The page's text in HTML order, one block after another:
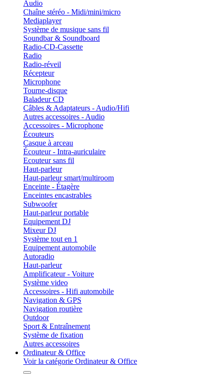
Audio
Chaîne stéréo - Midi/mini/micro
Mediaplayer
Système de musique sans fil
Soundbar & Soundboard
Radio-CD-Cassette
Radio
Radio-réveil
Récepteur
Microphone
Tourne-disque
Baladeur CD
Câbles & Adaptateurs - Audio/Hifi
Autres accessoires - Audio
Accessoires - Microphone
Écouteurs
Casque à arceau
Écouteur - Intra-auriculaire
Ecouteur sans fil
Haut-parleur
Haut-parleur smart/multiroom
Enceinte - Étagère
Enceintes encastrables
Subwoofer
Haut-parleur portable
Equipement DJ
Mixeur DJ
Système tout en 1
Equipement automobile
Autoradio
Haut-parleur
Amplificateur - Voiture
Système video
Accessoires - Hifi automobile
Navigation & GPS
Navigation routière
Outdoor
Sport & Entraînement
Système de fixation
Autres accessoires
Ordinateur & Office
Voir la catégorie Ordinateur & Office